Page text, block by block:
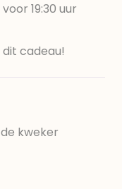
19:30 uur
cadeau!
kweker